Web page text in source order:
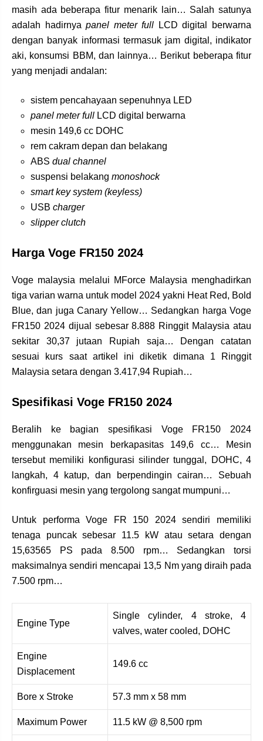
masih ada beberapa fitur menarik lain… Salah satunya
adalah hadirnyapanel meter full LCD digital berwarna
dengan banyak informasi termasuk jam digital, indikator
aki, konsumsi BBM, dan lainnya… Berikut beberapa fitur
yang menjadi andalan:
sistem pencahayaan sepenuhnya LED
panel meter full LCD digital berwarna
mesin 149,6 cc DOHC
rem cakram depan dan belakang
ABS dual channel
suspensi belakang monoshock
smart key system (keyless)
USB charger
slipper clutch
Harga Voge FR150 2024
Voge malaysia melalui MForce Malaysia menghadirkan
tiga varian warna untuk model 2024 yakni Heat Red, Bold
Blue, dan juga Canary Yellow… Sedangkan harga Voge
FR150 2024 dijual sebesar 8.888 Ringgit Malaysia atau
sekitar 30,37 jutaan Rupiah saja… Dengan catatan
sesuai kurs saat artikel ini diketik dimana 1 Ringgit
Malaysia setara dengan 3.417,94 Rupiah…
Spesifikasi Voge FR150 2024
Beralih ke bagian spesifikasi Voge FR150 2024
menggunakan mesin berkapasitas 149,6 cc… Mesin
tersebut memiliki konfigurasi silinder tunggal, DOHC, 4
langkah, 4 katup, dan berpendingin cairan… Sebuah
konfirguasi mesin yang tergolong sangat mumpuni…
Untuk performa Voge FR 150 2024 sendiri memiliki
tenaga puncak sebesar 11.5 kW atau setara dengan
15,63565 PS pada 8.500 rpm… Sedangkan torsi
maksimalnya sendiri mencapai 13,5 Nm yang diraih pada
7.500 rpm…
Engine Type
Single cylinder, 4 stroke, 4
valves, water cooled, DOHC
Engine
Displacement
149.6 cc
Bore x Stroke 57.3 mm x 58 mm
Maximum Power 11.5 kW @ 8,500 rpm